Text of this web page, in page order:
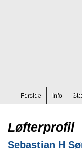
Forside Info
Løfterprofil
Sebastian H